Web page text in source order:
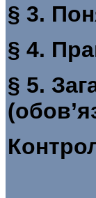
§ 3.
§ 4.
§ 5.